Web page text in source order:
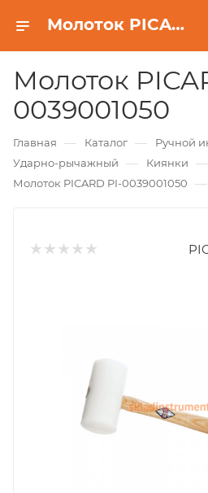
Молоток PICARD PI-0039001050
Молоток
0039001050
Главная — Каталог — Ручной
Ударно-рычажный — Киянки —
Молоток PICARD PI-0039001050 —